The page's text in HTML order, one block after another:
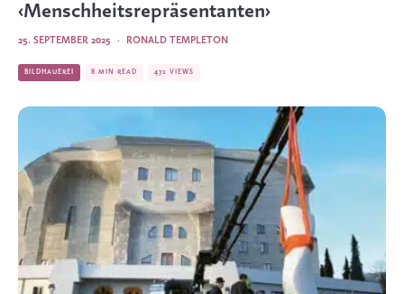
‹Menschheitsrepräsentanten›
RONALD TEMPLETON
·
25. SEPTEMBER 2025
BILDHAUEREI 8 MIN READ 472 VIEWS